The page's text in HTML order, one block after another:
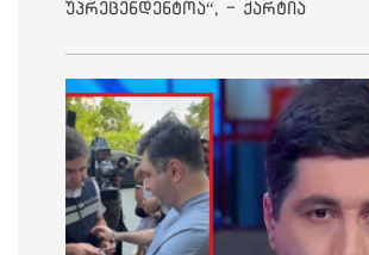
უპრეცენდენტოა“, - ქარტია